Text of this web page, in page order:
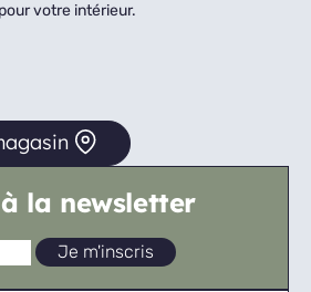
votre intérieur.
à la newsletter